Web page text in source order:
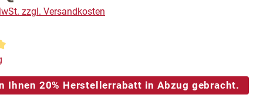
zzgl. Versandkosten
Bewertung von 5 von 5 Sternen
Ihnen 20% Herstellerrabatt in Abzug gebracht.